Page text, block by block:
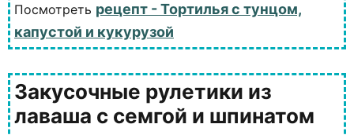
Посмотреть рецепт - Тортилья с тунцом,
капустой и кукурузой
Закусочные рулетики из
лаваша с семгой и шпинатом